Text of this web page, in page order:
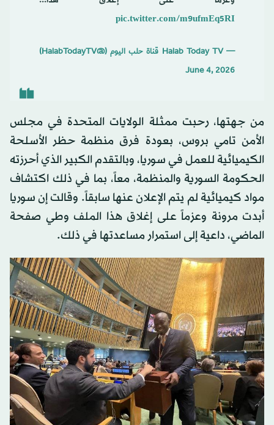
pic.twitter.com/m9ufmEq5RI
— Halab Today TV قناة حلب اليوم (@HalabTodayTV)
June 4, 2026
من جهتها، رحبت ممثلة الولايات المتحدة في مجلس
الأمن تامي بروس، بعودة فرق منظمة حظر الأسلحة
الكيميائية للعمل في سوريا، وبالتقدم الكبير الذي أحرزته
الحكومة السورية والمنظمة، معاً، بما في ذلك اكتشاف
مواد كيميائية لم يتم الإعلان عنها سابقاً. وقالت إن سوريا
أبدت مرونة وعزماً على إغلاق هذا الملف وطي صفحة
الماضي، داعية إلى استمرار مساعدتها في ذلك.